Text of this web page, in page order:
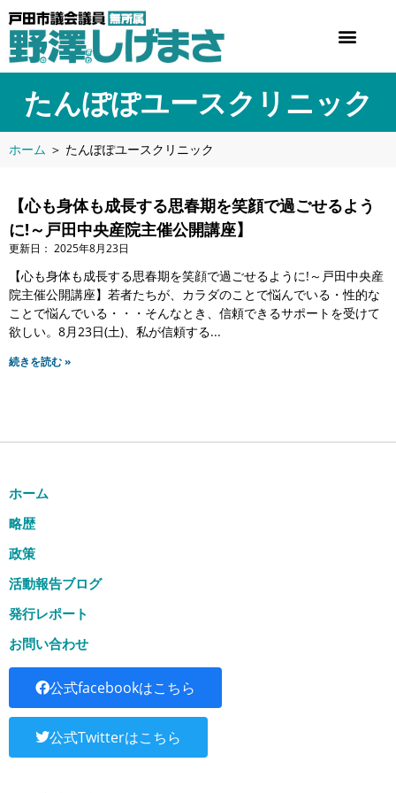
たんぽぽユースクリニック
ホーム ＞ たんぽぽユースクリニック
【心も身体も成長する思春期を笑顔で過ごせるよう
に!～戸田中央産院主催公開講座】
2025年8月23日
【心も身体も成長する思春期を笑顔で過ごせるように!～戸田中央産
院主催公開講座】若者たちが、カラダのことで悩んでいる・性的な
ことで悩んでいる・・・そんなとき、信頼できるサポートを受けて
欲しい。8月23日(土)、私が信頼する
続きを読む »
ホーム
略歴
政策
活動報告ブログ
発行レポート
お問い合わせ
公式facebookはこちら
公式Twitterはこちら